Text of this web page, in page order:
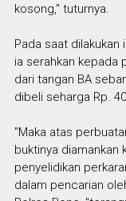
kosong," tuturnya.
Pada saat dilakukan
ia serahkan kepada
dari tangan BA
dibeli seharga Rp.
"Maka atas
buktinya diamankan
penyelidikan
dalam pencarian